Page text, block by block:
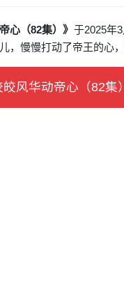
心（82集）》 于2025年
，慢慢打动了帝王的心
风华动帝心（82集）